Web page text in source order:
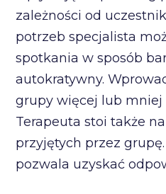
zależności od
potrzeb specjalista
spotkania w sposób
autokratywny.
grupy więcej lub mniej
Terapeuta stoi także
przyjętych przez
pozwala uzyskać